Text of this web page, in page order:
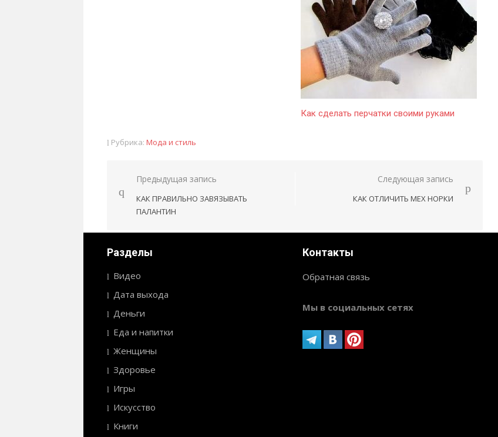
Как сделать перчатки своими руками
Рубрика: Мода и стиль
Навигация
Предыдущая запись
КАК ПРАВИЛЬНО ЗАВЯЗЫВАТЬ
ПАЛАНТИН
Следующая запись
КАК ОТЛИЧИТЬ МЕХ НОРКИ
Разделы
Видео
Дата выхода
Деньги
Еда и напитки
Женщины
Здоровье
Игры
Искусство
Книги
Контакты
Обратная связь
Мы в социальных сетях